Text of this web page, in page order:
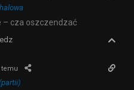
– cza oszczendzać